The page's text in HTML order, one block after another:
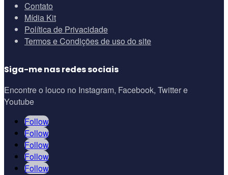
Contato
Mídia Kit
Política de Privacidade
Termos e Condições de uso do site
Siga-me nas redes sociais
Encontre o louco no Instagram, Facebook, Twitter e
Youtube
Follow
Follow
Follow
Follow
Follow